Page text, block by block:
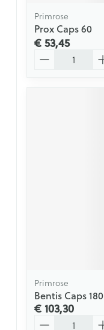
Primrose
Prox Caps 60
€ 53,45
Primrose
Bentis Caps 180
€ 103,30